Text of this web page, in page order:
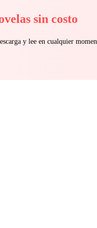
sin costo
y lee en cualquier